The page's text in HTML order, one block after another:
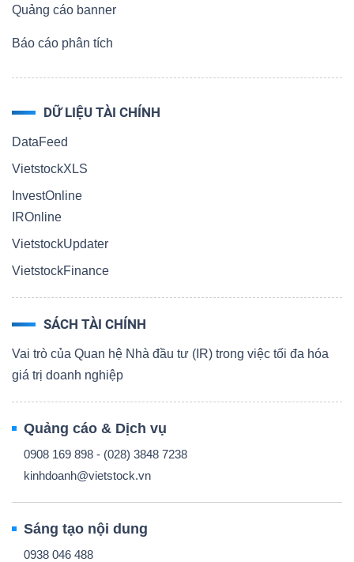
Quảng cáo banner
Báo cáo phân tích
DỮ LIỆU TÀI CHÍNH
DataFeed
VietstockXLS
InvestOnline
IROnline
VietstockUpdater
VietstockFinance
SÁCH TÀI CHÍNH
Vai trò của Quan hệ Nhà đầu tư (IR) trong việc tối đa hóa
giá trị doanh nghiệp
Quảng cáo & Dịch vụ
0908 169 898 - (028) 3848 7238
kinhdoanh@vietstock.vn
Sáng tạo nội dung
0938 046 488